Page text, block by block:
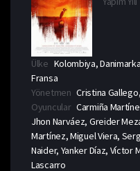
Ülke Kolombiya,
Fransa
Yönetmen Cristina
Oyuncular Carmiña
Jhon Narváez, Greider
Martínez, Miguel Viera,
Naider, Yanker Díaz, Víctor
Lascarro